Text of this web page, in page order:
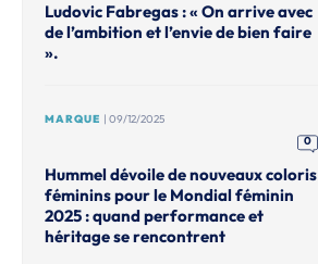
Ludovic Fabregas : « On arrive avec
de l’ambition et l’envie de bien faire
».
MARQUE | 09/12/2025
0
Hummel dévoile de nouveaux coloris
féminins pour le Mondial féminin
2025 : quand performance et
héritage se rencontrent